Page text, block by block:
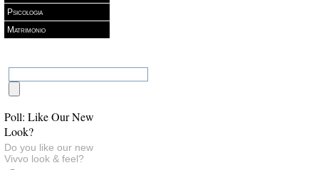
Psicologia
Matrimonio
Poll: Like Our New
Look?
Do you like our new
Vivvo look & feel?